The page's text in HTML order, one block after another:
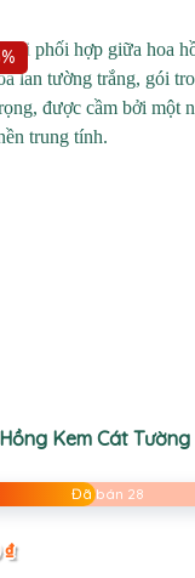
Kem Cát Tường
Đã bán 28
₫